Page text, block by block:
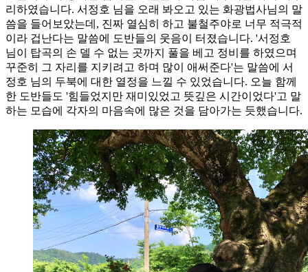
리하였습니다. 서정호 님을 오래 봐오고 있는 화광법사님의 말
씀을 들어보았는데, 진짜 열심히 하고 불철주야로 너무 적극적
이라 겁난다는 말씀에 도반들의 웃음이 터졌습니다. '서정호
님이 탑곡의 손 델 수 없는 곳까지 풀을 베고 정비를 하였으며
꾸준히 그 자리를 지키려고 하며 많이 애써준다'는 말씀에 서
정호 님의 두북에 대한 열정을 느낄 수 있었습니다. 오늘 함께
한 도반들도 '힘들었지만 재미있었고 뜻깊은 시간이었다'고 말
하는 모습에 각자의 마음속에 많은 것을 담아가는 듯했습니다.